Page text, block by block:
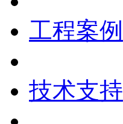
工程案例
技术支持